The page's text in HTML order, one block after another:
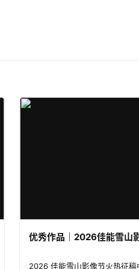
优秀作品｜2026佳能雪山